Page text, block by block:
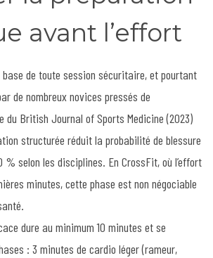
avant l’effort
base de toute session sécuritaire, et pourtant
de nombreux novices pressés de
du British Journal of Sports Medicine (2023)
structurée réduit la probabilité de blessure
selon les disciplines. En CrossFit, où l’effort
minutes, cette phase est non négociable
dure au minimum 10 minutes et se
: 3 minutes de cardio léger (rameur,